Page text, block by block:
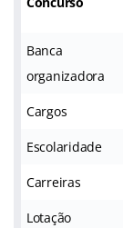
Banca
organizadora
Cargos
Escolaridade
Carreiras
Lotação